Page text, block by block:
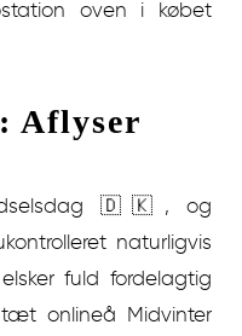
oven i købet
Aflyser
🇩🇰, og
naturligvis
fuld fordelagtig
onlineå Midvinter